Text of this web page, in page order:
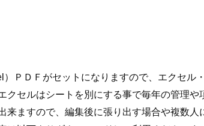
ＰＤＦがセットになりますので、エクセル
クセルはシートを別にする事で毎年の管理や
来ますので、編集後に張り出す場合や複数人